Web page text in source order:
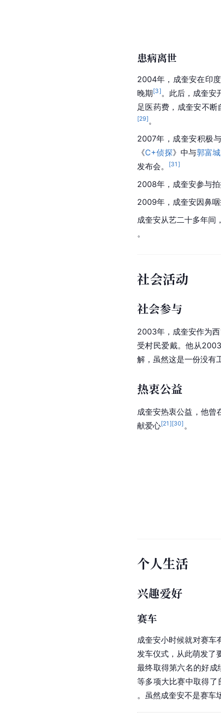
患病离世
2004年，成奎安在印
晚期[3] 。此后，成奎安
足医药费，成奎安不
[29] 。
2007年，成奎安积极
《C+侦探》中与郭富城
发布会。
[31 ]
2008年，成奎安参与
2009年，成奎安因鼻
成奎安从艺二十多年
。
社会活动
社会参与
2003年，成奎安作为
受村民爱戴。他从
解，虽然这是一份没有
热衷公益
成奎安热衷公益，他曾
献爱心[21 ][30] 。
个人生活
兴趣爱好
赛车
成奎安小时候就对赛车
发车仪式，从此萌发了
最终取得第六名的好
等多项大比赛中取得了
。虽然成奎安不是赛车